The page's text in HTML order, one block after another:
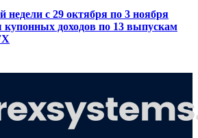
недели с 29 октября по 3 ноября
доходов по 13 выпускам